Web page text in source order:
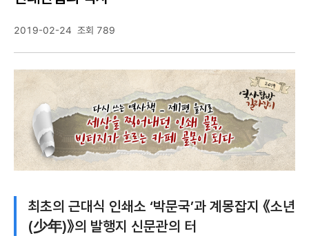
2019-02-24 조회 789
최초의 근대식 인쇄소 ‘박문국’과 계몽잡지 《소년
(少年)》의 발행지 신문관의 터